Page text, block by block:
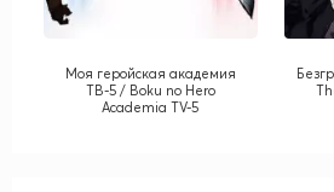
Моя геройская академия
ТВ-5 / Boku no Hero
Academia TV-5